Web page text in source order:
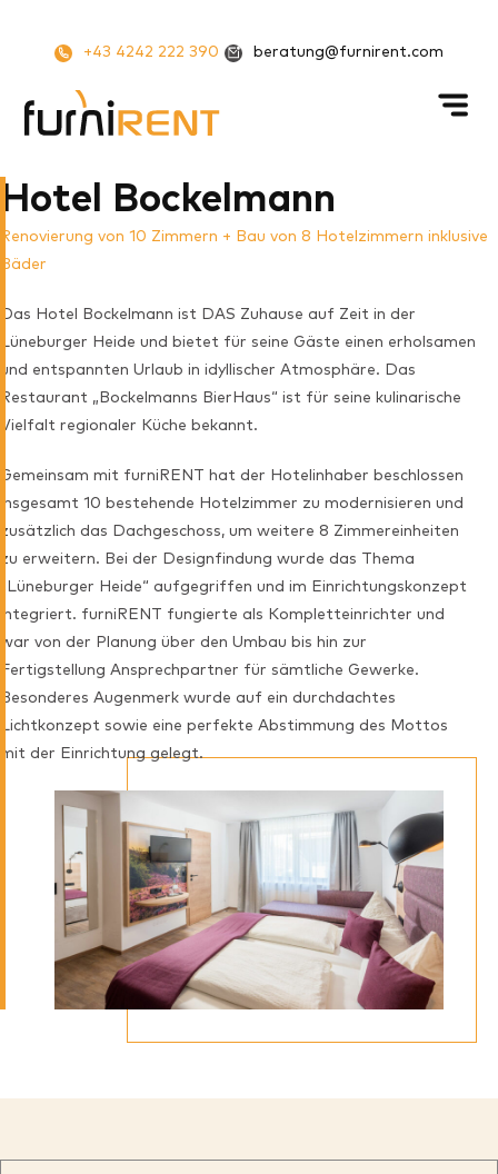
+43 4242 222 390 beratung@furnirent.com
Hotel Bockelmann
Renovierung von 10 Zimmern + Bau von 8 Hotelzimmern inklusive
Bäder
Das Hotel Bockelmann ist DAS Zuhause auf Zeit in der
Lüneburger Heide und bietet für seine Gäste einen erholsamen
und entspannten Urlaub in idyllischer Atmosphäre. Das
Restaurant „Bockelmanns BierHaus“ ist für seine kulinarische
Vielfalt regionaler Küche bekannt.
Gemeinsam mit furniRENT hat der Hotelinhaber beschlossen
insgesamt 10 bestehende Hotelzimmer zu modernisieren und
zusätzlich das Dachgeschoss, um weitere 8 Zimmereinheiten
zu erweitern. Bei der Designfindung wurde das Thema
„Lüneburger Heide“ aufgegriffen und im Einrichtungskonzept
integriert. furniRENT fungierte als Kompletteinrichter und
war von der Planung über den Umbau bis hin zur
Fertigstellung Ansprechpartner für sämtliche Gewerke.
Besonderes Augenmerk wurde auf ein durchdachtes
Lichtkonzept sowie eine perfekte Abstimmung des Mottos
mit der Einrichtung gelegt.